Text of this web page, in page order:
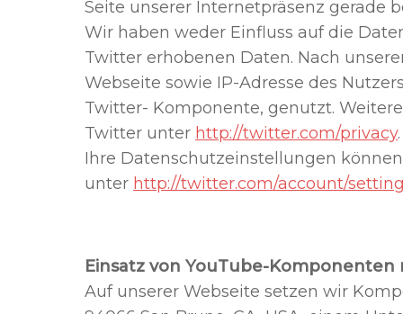
Seite unserer Internetpräsenz gerade
Wir haben weder Einfluss auf die
Twitter erhobenen Daten. Nach
Webseite sowie IP-Adresse des
Twitter- Komponente, genutzt.
Twitter unter http://twitter.com/privacy.
Ihre Datenschutzeinstellungen
unter http://twitter.com/account/
Einsatz von YouTube-
Auf unserer Webseite setzen wir